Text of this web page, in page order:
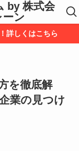
by 株式会
ン
詳しくはこちら
を徹底解
業の見つけ